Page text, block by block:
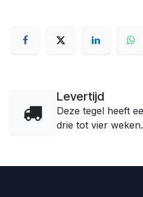
Levertijd
Deze tegel heeft
drie tot vier weken.